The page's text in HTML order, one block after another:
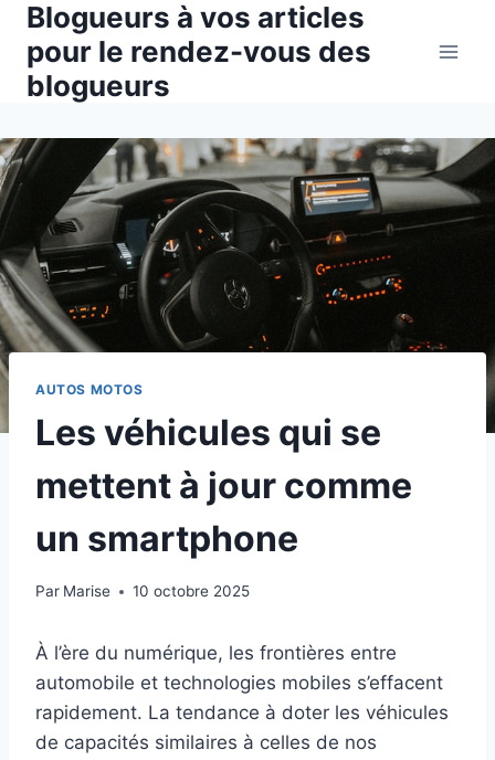
Aller
contenu
Blogueurs à vos articles
pour le rendez-vous des
blogueurs
AUTOS MOTOS
Les véhicules qui se
mettent à jour comme
un smartphone
Par Marise 10 octobre 2025
À l’ère du numérique, les frontières entre
automobile et technologies mobiles s’effacent
rapidement. La tendance à doter les véhicules
de capacités similaires à celles de nos